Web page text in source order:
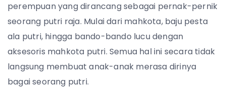
perempuan yang dirancang sebagai pernak-pernik
seorang putri raja. Mulai dari mahkota, baju pesta
ala putri, hingga bando-bando lucu dengan
aksesoris mahkota putri. Semua hal ini secara tidak
langsung membuat anak-anak merasa dirinya
bagai seorang putri.